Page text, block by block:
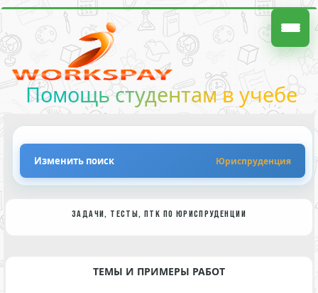
Помощь студентам в учебе
Изменить поиск Юриспруденция
ЗАДАЧИ, ТЕСТЫ, ПТК ПО ЮРИСПРУДЕНЦИИ
ТЕМЫ И ПРИМЕРЫ РАБОТ